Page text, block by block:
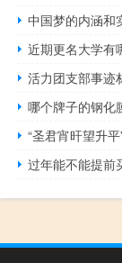
中国梦的内涵和
近期更名大学有
活力团支部事迹
哪个牌子的钢化
“圣君宵旰望升
过年能不能提前